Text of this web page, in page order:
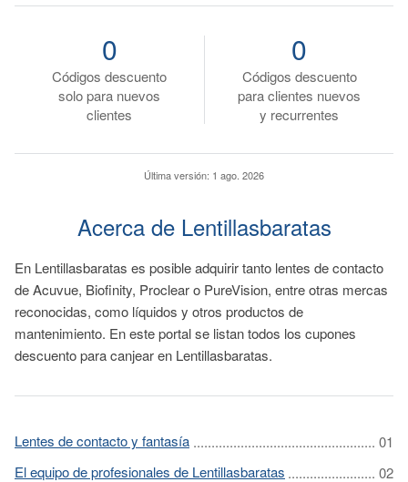
Códigos descuento
solo para nuevos
clientes
0
Códigos descuento
para clientes nuevos
y recurrentes
0
Última versión: 1 ago. 2026
Acerca de Lentillasbaratas
En Lentillasbaratas es posible adquirir tanto lentes de contacto
de Acuvue, Biofinity, Proclear o PureVision, entre otras mercas
reconocidas, como líquidos y otros productos de
mantenimiento. En este portal se listan todos los cupones
descuento para canjear en Lentillasbaratas.
Lentes de contacto y fantasía
El equipo de profesionales de Lentillasbaratas